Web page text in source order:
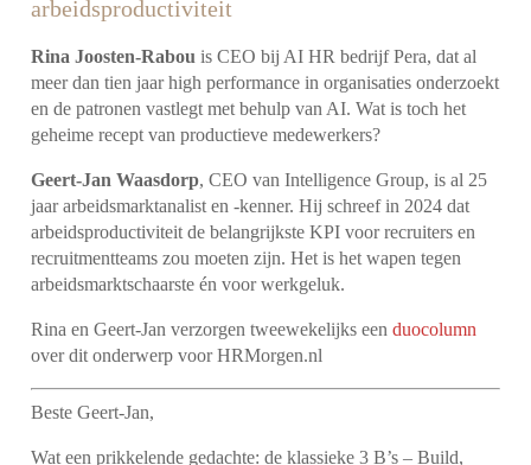
arbeidsproductiviteit
Rina Joosten-Rabou is CEO bij AI HR bedrijf Pera, dat al
meer dan tien jaar high performance in organisaties onderzoekt
en de patronen vastlegt met behulp van AI. Wat is toch het
geheime recept van productieve medewerkers?
Geert-Jan Waasdorp, CEO van Intelligence Group, is al 25
jaar arbeidsmarktanalist en -kenner. Hij schreef in 2024 dat
arbeidsproductiviteit de belangrijkste KPI voor recruiters en
recruitmentteams zou moeten zijn. Het is het wapen tegen
arbeidsmarktschaarste én voor werkgeluk.
Rina en Geert-Jan verzorgen tweewekelijks eenduocolumn
over dit onderwerp voor HRMorgen.nl
Beste Geert-Jan,
Wat een prikkelende gedachte: de klassieke 3 B’s – Build,